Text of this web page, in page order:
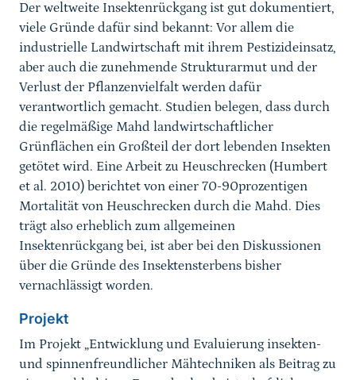
Der weltweite Insektenrückgang ist gut dokumentiert,
viele Gründe dafür sind bekannt: Vor allem die
industrielle Landwirtschaft mit ihrem Pestizideinsatz,
aber auch die zunehmende Strukturarmut und der
Verlust der Pflanzenvielfalt werden dafür
verantwortlich gemacht. Studien belegen, dass durch
die regelmäßige Mahd landwirtschaftlicher
Grünflächen ein Großteil der dort lebenden Insekten
getötet wird. Eine Arbeit zu Heuschrecken (Humbert
et al. 2010) berichtet von einer 70-90prozentigen
Mortalität von Heuschrecken durch die Mahd. Dies
trägt also erheblich zum allgemeinen
Insektenrückgang bei, ist aber bei den Diskussionen
über die Gründe des Insektensterbens bisher
vernachlässigt worden.
Projekt
Im Projekt „Entwicklung und Evaluierung insekten-
und spinnenfreundlicher Mähtechniken als Beitrag zu